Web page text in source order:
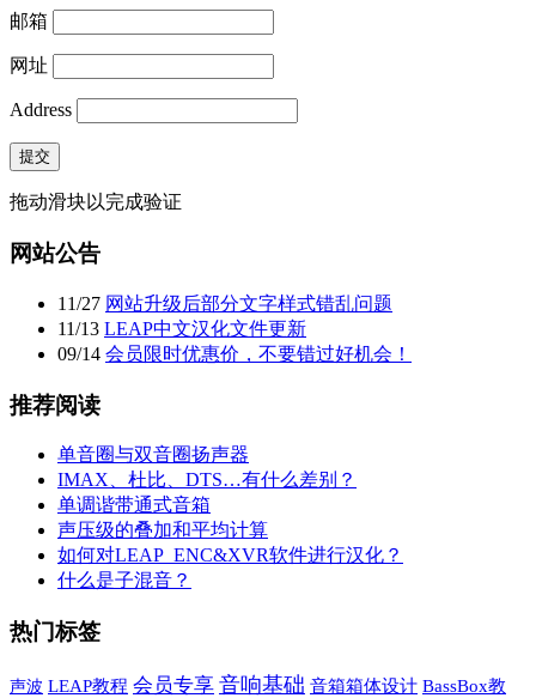
邮箱
网址
Address
提交
拖动滑块以完成验证
网站公告
11/27 网站升级后部分文字样式错乱问题
11/13 LEAP中文汉化文件更新
09/14 会员限时优惠价，不要错过好机会！
推荐阅读
单音圈与双音圈扬声器
IMAX、杜比、DTS…有什么差别？
单调谐带通式音箱
声压级的叠加和平均计算
如何对LEAP_ENC&XVR软件进行汉化？
什么是子混音？
热门标签
声波 LEAP教程 会员专享 音响基础 音箱箱体设计 BassBox教